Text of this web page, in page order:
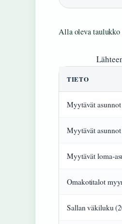
Alla oleva taulukko
TIETO
Myytävät
Myytävät
Myytävät loma-
Omakotitalot
Sallan väkiluku